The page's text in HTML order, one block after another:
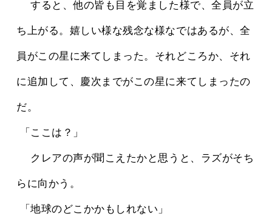
ち上がる。嬉しい様な残念な様なではあるが、全
員がこの星に来てしまった。それどころか、それ
に追加して、慶次までがこの星に来てしまったの
だ。
「ここは？」
らに向かう。
「地球のどこかかもしれない」